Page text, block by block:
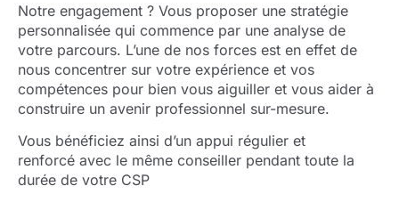
Notre engagement ? Vous proposer une stratégie
personnalisée qui commence par une analyse de
votre parcours. L’une de nos forces est en effet de
nous concentrer sur votre expérience et vos
compétences pour bien vous aiguiller et vous aider à
construire un avenir professionnel sur-mesure.
Vous bénéficiez ainsi d’un appui régulier et
renforcé avec le même conseiller pendant toute la
durée de votre CSP